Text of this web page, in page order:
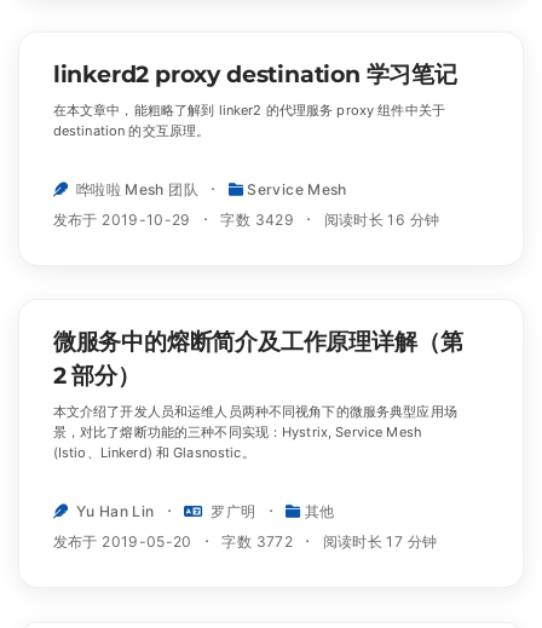
linkerd2 proxy destination 学习笔记
在本文章中，能粗略了解到 linker2 的代理服务 proxy 组件中关于
destination 的交互原理。
哗啦啦 Mesh 团队
Service Mesh
发布于 2019-10-29
字数 3429 阅读时长 16 分钟
微服务中的熔断简介及工作原理详解（第
2 部分）
本文介绍了开发人员和运维人员两种不同视角下的微服务典型应用场
景，对比了熔断功能的三种不同实现：Hystrix, Service Mesh
(Istio、Linkerd) 和 Glasnostic。
Yu Han Lin 罗广明
其他
发布于 2019-05-20
字数 3772 阅读时长 17 分钟